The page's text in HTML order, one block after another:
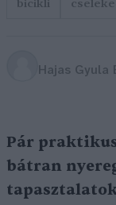
bicikli
Hajas Gyula
Pár
bátran